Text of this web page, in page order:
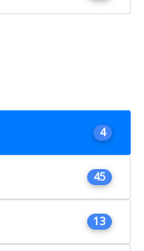
4
45
13